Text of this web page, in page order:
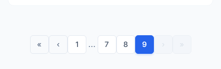
« ‹ 1 ... 7 8 9